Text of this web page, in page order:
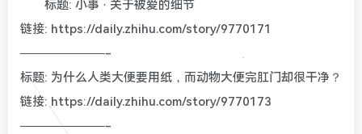
标题: 小事 · 关于被爱的细节
链接: https://daily.zhihu.com/story/9770171
———————-
标题: 为什么人类大便要用纸，而动物大便完肛门却很干净？
链接: https://daily.zhihu.com/story/9770173
———————-